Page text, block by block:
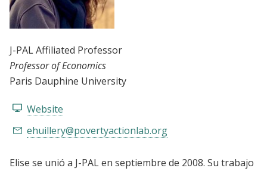
J-PAL Affiliated Professor
Professor of Economics
Paris Dauphine University
Website
ehuillery@povertyactionlab.org
Elise se unió a J-PAL en septiembre de 2008. Su trabajo